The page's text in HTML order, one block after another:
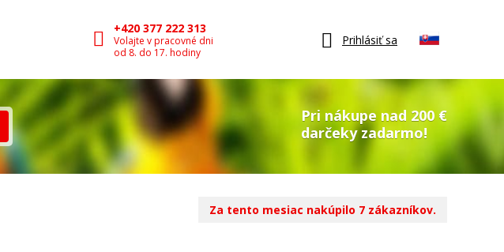
+420 377 222 313
Volajte v pracovné dni
od 8. do 17. hodiny
Prihlásiť sa
Pri nákupe nad 200 €
darčeky zadarmo!
Za tento mesiac nakúpilo 7 zákazníkov.